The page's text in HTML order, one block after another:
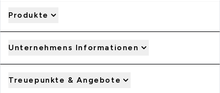
Produkte
Unternehmens Informationen
Treuepunkte & Angebote